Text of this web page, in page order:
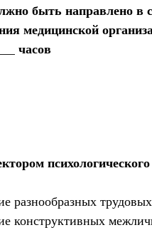
быть направлено в
медицинской
часов
разнообразных
конструктивных